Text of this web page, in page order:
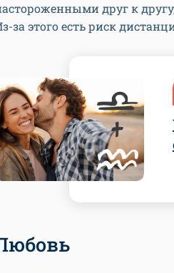
друг к
за этого есть риск